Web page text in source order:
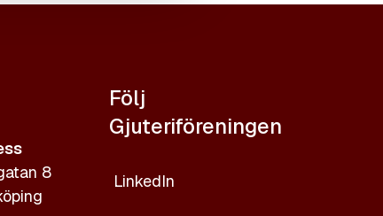
8
Följ
Gjuteriföreningen
LinkedIn